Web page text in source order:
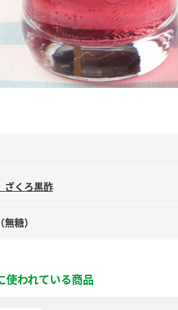
くろ黒酢
糖）
使われている商品